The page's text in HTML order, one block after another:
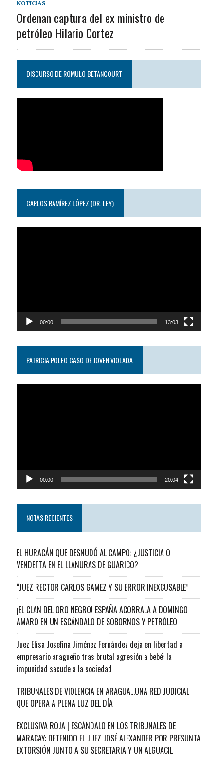
NOTICIAS
Ordenan captura del ex ministro de
petróleo Hilario Cortez
DISCURSO DE ROMULO BETANCOURT
CARLOS RAMÍREZ LÓPEZ (DR. LEY)
00:00 13:03
PATRICIA POLEO CASO DE JOVEN VIOLADA
00:00 20:04
NOTAS RECIENTES
EL HURACÁN QUE DESNUDÓ AL CAMPO: ¿JUSTICIA O
VENDETTA EN EL LLANURAS DE GUARICO?
“JUEZ RECTOR CARLOS GAMEZ Y SU ERROR INEXCUSABLE”
¡EL CLAN DEL ORO NEGRO! ESPAÑA ACORRALA A DOMINGO
AMARO EN UN ESCÁNDALO DE SOBORNOS Y PETRÓLEO
Juez Elisa Josefina Jiménez Fernández deja en libertad a
empresario aragueño tras brutal agresión a bebé: la
impunidad sacude a la sociedad
TRIBUNALES DE VIOLENCIA EN ARAGUA…UNA RED JUDICIAL
QUE OPERA A PLENA LUZ DEL DÍA
EXCLUSIVA ROJA | ESCÁNDALO EN LOS TRIBUNALES DE
MARACAY: DETENIDO EL JUEZ JOSÉ ALEXANDER POR PRESUNTA
EXTORSIÓN JUNTO A SU SECRETARIA Y UN ALGUACIL